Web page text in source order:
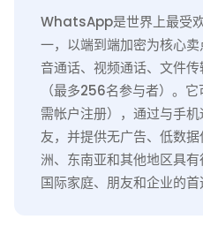
WhatsApp是世界上最受
一，以端到端加密为核心
音通话、视频通话、文件
（最多256名参与者）。
需帐户注册），通过与手
友，并提供无广告、低数
洲、东南亚和其他地区具
国际家庭、朋友和企业的首